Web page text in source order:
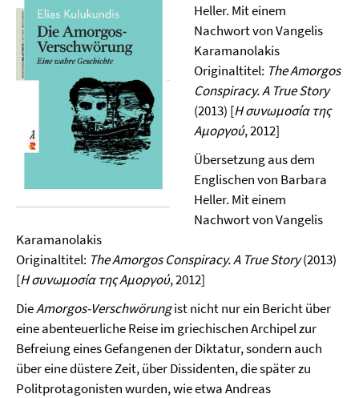
Heller. Mit einem
Nachwort von Vangelis
Karamanolakis
Originaltitel: The Amorgos
Conspiracy. A True Story
(2013) [H συνωμοσία της
Αμοργού, 2012]
Übersetzung aus dem
Englischen von Barbara
Heller. Mit einem
Nachwort von Vangelis
Karamanolakis
Originaltitel: The Amorgos Conspiracy. A True Story(2013)
[H συνωμοσία της Αμοργού, 2012]
DieAmorgos-Verschwörungist nicht nur ein Bericht über
eine abenteuerliche Reise im griechischen Archipel zur
Befreiung eines Gefangenen der Diktatur, sondern auch
über eine düstere Zeit, über Dissidenten, die später zu
Politprotagonisten wurden, wie etwa Andreas